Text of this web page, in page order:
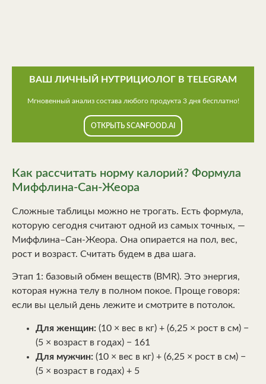
ВАШ ЛИЧНЫЙ НУТРИЦИОЛОГ В TELEGRAM
Мгновенный анализ состава любого продукта 3 дня бесплатно!
ОТКРЫТЬ SCANFOOD.AI
Как рассчитать норму калорий? Формула
Миффлина-Сан-Жеора
Сложные таблицы можно не трогать. Есть формула,
которую сегодня считают одной из самых точных, —
Миффлина–Сан-Жеора. Она опирается на пол, вес,
рост и возраст. Считать будем в два шага.
Этап 1: базовый обмен веществ (BMR). Это энергия,
которая нужна телу в полном покое. Проще говоря:
если вы целый день лежите и смотрите в потолок.
Для женщин: (10 × вес в кг) + (6,25 × рост в см) −
(5 × возраст в годах) − 161
Для мужчин: (10 × вес в кг) + (6,25 × рост в см) −
(5 × возраст в годах) + 5